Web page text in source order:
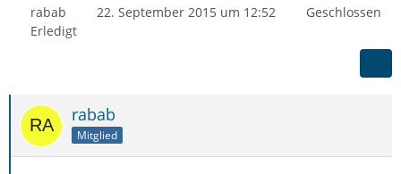
rabab 22. September 2015 um 12:52
Geschlossen
Erledigt
rabab
Mitglied